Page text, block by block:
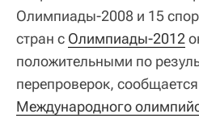
Олимпиады-2008 и 15
стран с Олимпиады-2012
положительными по
перепроверок,
Международного